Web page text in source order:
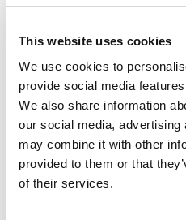
This website uses cookies
We use cookies to
provide social media
We also share information
our social media,
may combine it with other
provided to them or that
of their services.